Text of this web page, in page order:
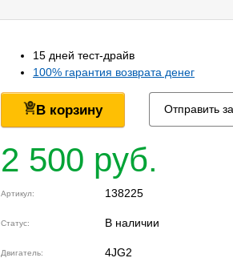
15 дней тест-драйв
100% гарантия возврата денег
В корзину Отправить
2 500 руб.
Артикул: 138225
Статус: В наличии
Двигатель: 4JG2